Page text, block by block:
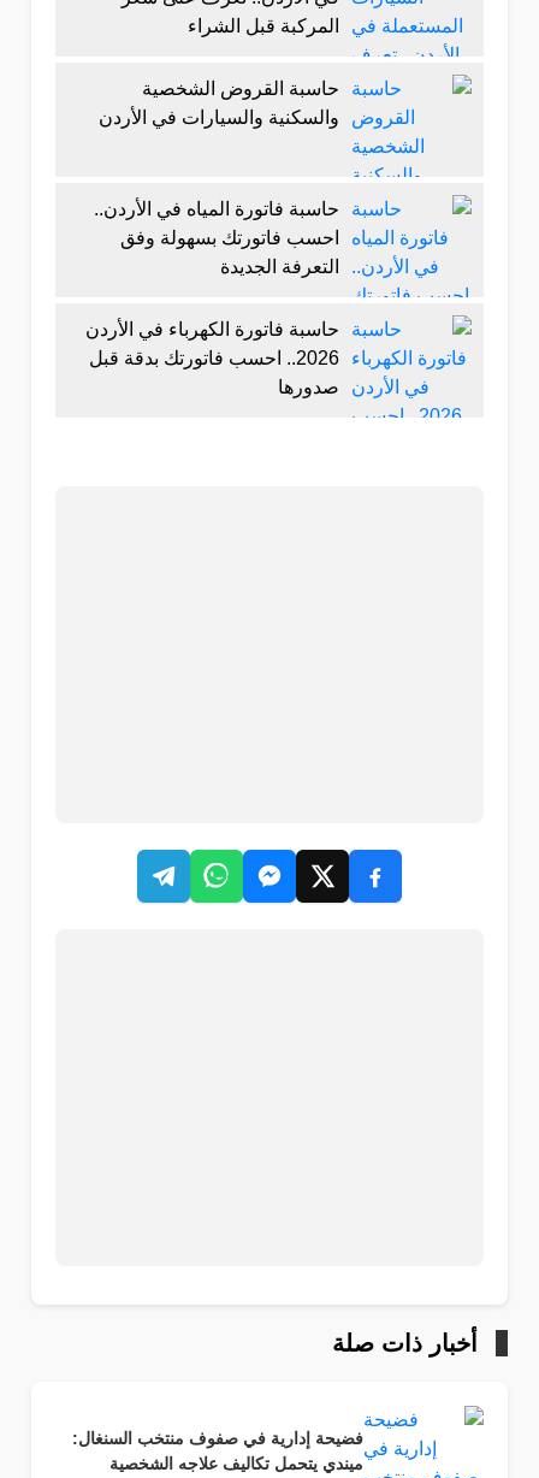
المركبة قبل الشراء
حاسبة القروض الشخصية
والسكنية والسيارات في الأردن
حاسبة فاتورة المياه في الأردن..
احسب فاتورتك بسهولة وفق
التعرفة الجديدة
حاسبة فاتورة الكهرباء في الأردن
2026.. احسب فاتورتك بدقة قبل
صدورها
أخبار ذات صلة
فضيحة إدارية في صفوف منتخب السنغال:
ميندي يتحمل تكاليف علاجه الشخصية